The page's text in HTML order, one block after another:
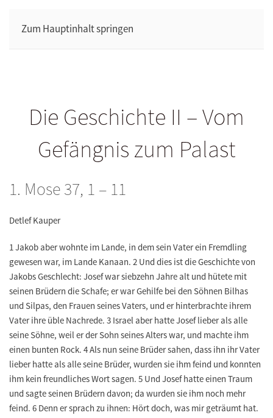
Zum Hauptinhalt springen
Die Geschichte II – Vom
Gefängnis zum Palast
1. Mose 37, 1 – 11
Detlef Kauper
1 Jakob aber wohnte im Lande, in dem sein Vater ein Fremdling
gewesen war, im Lande Kanaan. 2 Und dies ist die Geschichte von
Jakobs Geschlecht: Josef war siebzehn Jahre alt und hütete mit
seinen Brüdern die Schafe; er war Gehilfe bei den Söhnen Bilhas
und Silpas, den Frauen seines Vaters, und er hinterbrachte ihrem
Vater ihre üble Nachrede. 3 Israel aber hatte Josef lieber als alle
seine Söhne, weil er der Sohn seines Alters war, und machte ihm
einen bunten Rock. 4 Als nun seine Brüder sahen, dass ihn ihr Vater
lieber hatte als alle seine Brüder, wurden sie ihm feind und konnten
ihm kein freundliches Wort sagen. 5 Und Josef hatte einen Traum
und sagte seinen Brüdern davon; da wurden sie ihm noch mehr
feind. 6 Denn er sprach zu ihnen: Hört doch, was mir geträumt hat.